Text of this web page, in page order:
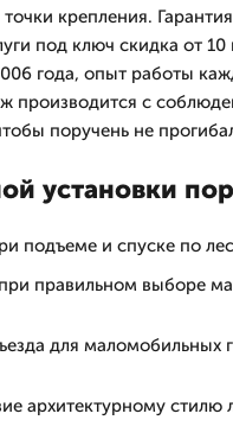
крепления.
под ключ скидка от 10
года, опыт работы
производится с
поручень не
установки
подъеме и спуске по
правильном выборе
для маломобильных
архитектурному стилю